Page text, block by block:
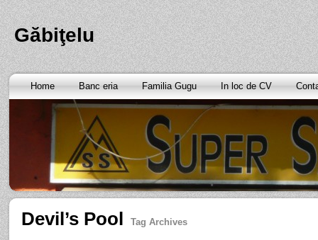
Găbiţelu
Home Banc eria Familia Gugu In loc de CV
Devil’s Pool Tag Archives